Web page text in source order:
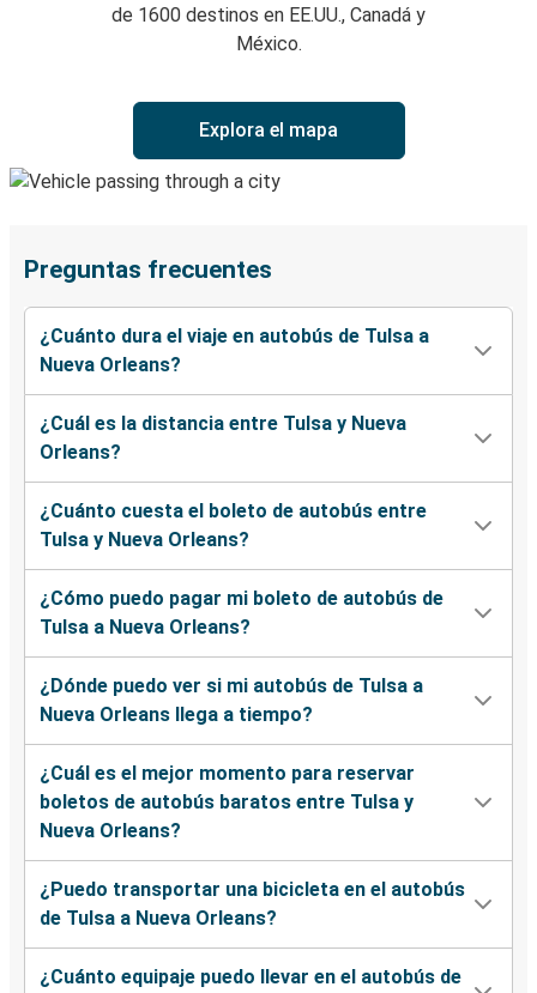
de 1600 destinos en EE.UU., Canadá y
México.
Explora el mapa
Preguntas frecuentes
¿Cuánto dura el viaje en autobús de Tulsa a
Nueva Orleans?
¿Cuál es la distancia entre Tulsa y Nueva
Orleans?
¿Cuánto cuesta el boleto de autobús entre
Tulsa y Nueva Orleans?
¿Cómo puedo pagar mi boleto de autobús de
Tulsa a Nueva Orleans?
¿Dónde puedo ver si mi autobús de Tulsa a
Nueva Orleans llega a tiempo?
¿Cuál es el mejor momento para reservar
boletos de autobús baratos entre Tulsa y
Nueva Orleans?
¿Puedo transportar una bicicleta en el autobús
de Tulsa a Nueva Orleans?
¿Cuánto equipaje puedo llevar en el autobús de